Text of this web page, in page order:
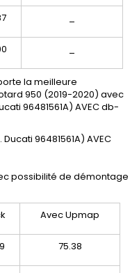
la meilleure
950 (2019-2020) avec
96481561A) AVEC db-
96481561A) AVEC
possibilité de démontage
Avec Upmap
75.38